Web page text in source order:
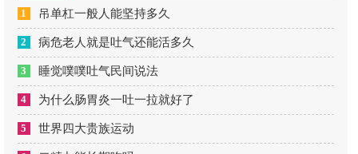
1 吊单杠一般人能坚持多久
2 病危老人就是吐气还能活多久
3 睡觉噗噗吐气民间说法
4 为什么肠胃炎一吐一拉就好了
5 世界四大贵族运动